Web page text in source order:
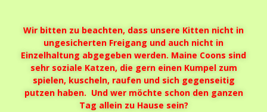
Wir bitten zu beachten, dass unsere Kitten nicht in
ungesicherten Freigang und auch nicht in
Einzelhaltung abgegeben werden. Maine Coons sind
sehr soziale Katzen, die gern einen Kumpel zum
spielen, kuscheln, raufen und sich gegenseitig
putzen haben. Und wer möchte schon den ganzen
Tag allein zu Hause sein?